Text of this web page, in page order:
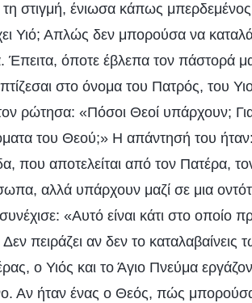
τη στιγμή, ένιωσα κάπως
Υιό; Απλώς δεν μπορούσα να
Έπειτα, όποτε έβλεπα τον πάστορά
στο όνομα του Πατρός, του
ρώτησα: «Πόσοι Θεοί υπάρχουν;
του Θεού;» Η απάντησή του
που αποτελείται από τον Πατέρα,
αλλά υπάρχουν μαζί σε μια
«Αυτό είναι κάτι στο οποίο
Δεν πειράζει αν δεν το
ο Υιός και το Άγιο Πνεύμα
Αν ήταν ένας ο Θεός, πώς